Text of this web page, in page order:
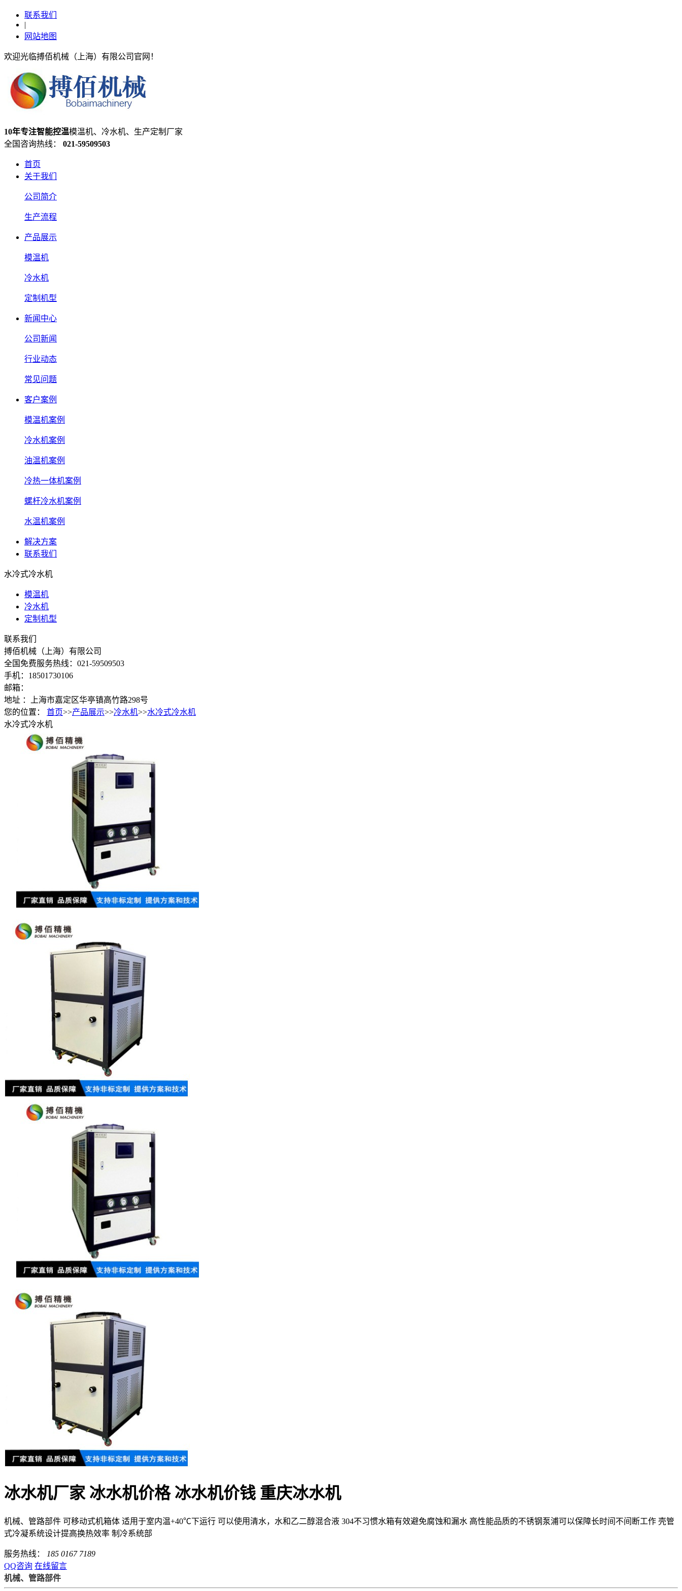
联系我们
|
网站地图
欢迎光临搏佰机械（上海）有限公司官网！
10年专注智能控温模温机、冷水机、生产定制厂家
全国咨询热线： 021-59509503
首页
关于我们
公司简介
生产流程
产品展示
模温机
冷水机
定制机型
新闻中心
公司新闻
行业动态
常见问题
客户案例
模温机案例
冷水机案例
油温机案例
冷热一体机案例
螺杆冷水机案例
水温机案例
解决方案
联系我们
水冷式冷水机
模温机
冷水机
定制机型
联系我们
搏佰机械（上海）有限公司
全国免费服务热线：021-59509503
手机：18501730106
邮箱：
地址 ：上海市嘉定区华亭镇高竹路298号
您的位置：
首页>>产品展示>>冷水机>>水冷式冷水机
水冷式冷水机
冰水机厂家 冰水机价格 冰水机价钱 重庆冰水机
机械、管路部件 可移动式机箱体 适用于室内温+40℃下运行 可以使用清水，水和乙二醇混合液 304不习惯水箱有效避免腐蚀和漏水 高性能品质的不锈钢泵浦可以保障长时间不间断工作 壳管
式冷凝系统设计提高换热效率 制冷系统部
服务热线：
185 0167 7189
QQ咨询 在线留言
机械、管路部件